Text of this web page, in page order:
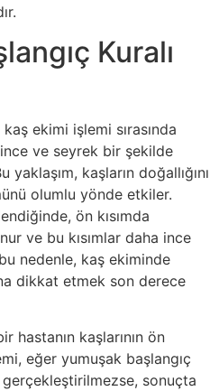
Kuralı
ekimi işlemi sırasında
ince ve seyrek bir şekilde
yaklaşım, kaşların doğallığını
olumlu yönde etkiler.
ön kısımda
ve bu kısımlar daha ince
nedenle, kaş ekiminde
dikkat etmek son derece
hastanın kaşlarının ön
eğer yumuşak başlangıç
sonuçta